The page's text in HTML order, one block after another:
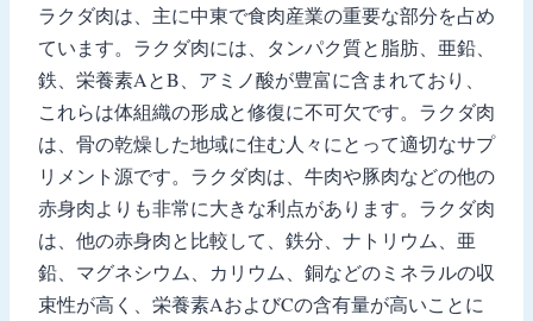
ラクダ肉は、主に中東で食肉産業の重要な部分を占め
ています。ラクダ肉には、タンパク質と脂肪、亜鉛、
鉄、栄養素AとB、アミノ酸が豊富に含まれており、
これらは体組織の形成と修復に不可欠です。ラクダ肉
は、骨の乾燥した地域に住む人々にとって適切なサプ
リメント源です。ラクダ肉は、牛肉や豚肉などの他の
赤身肉よりも非常に大きな利点があります。ラクダ肉
は、他の赤身肉と比較して、鉄分、ナトリウム、亜
鉛、マグネシウム、カリウム、銅などのミネラルの収
束性が高く、栄養素AおよびCの含有量が高いことに